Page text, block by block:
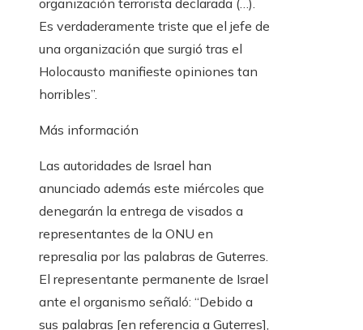
organización terrorista declarada (…).
Es verdaderamente triste que el jefe de
una organización que surgió tras el
Holocausto manifieste opiniones tan
horribles”.
Más información
Las autoridades de Israel han
anunciado además este miércoles que
denegarán la entrega de visados a
representantes de la ONU en
represalia por las palabras de Guterres.
El representante permanente de Israel
ante el organismo señaló: “Debido a
sus palabras [en referencia a Guterres],